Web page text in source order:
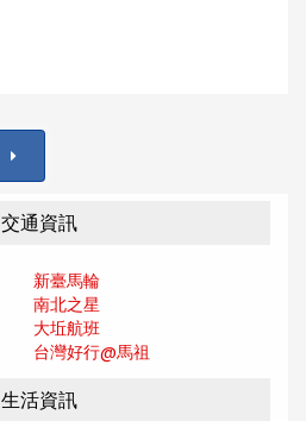
交通資訊
新臺馬輪
南北之星
大坵航班
台灣好行@馬祖
生活資訊